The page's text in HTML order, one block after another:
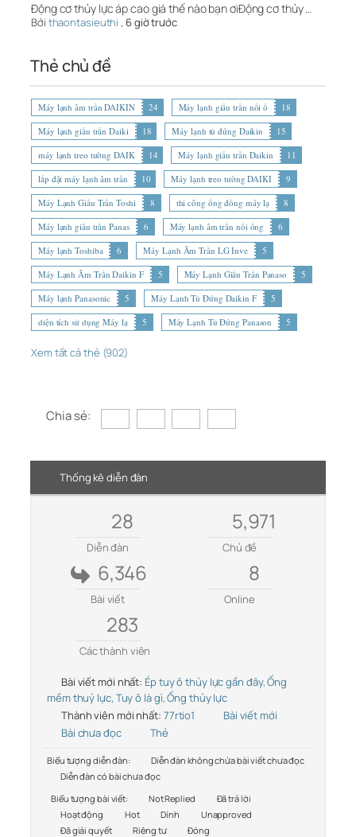
Động cơ thủy lực áp cao giá thế nào bạn ơiĐộng cơ thủy …
Bởi thaontasieuthi , 6 giờ trước
Thẻ chủ đề
Máy lạnh âm trần DAIKIN 24 Máy lạnh giấu trần nối ố
18
Máy lạnh giấu trần Daiki
18 Máy lạnh tủ đứng Daikin
15
máy lạnh treo tường DAIK
14 Máy lạnh giấu trần Daikin
11
lắp đặt máy lạnh âm trần
10 Máy lạnh treo tường DAIKI
9
Máy Lạnh Giấu Trần Toshi
8 thi công ống đồng máy lạ
8
Máy lạnh giấu trần Panas
6 Máy lạnh âm trần nối ống
6
Máy lạnh Toshiba
6 Máy Lạnh Âm Trần LG Inve
5
Máy Lạnh Âm Trần Daikin F
5 Máy Lạnh Giấu Trần Panaso
5
Máy lạnh Panasonic
5 Máy Lạnh Tủ Đứng Daikin F
5
diện tích sử dụng Máy lạ
5 Máy Lạnh Tủ Đứng Panason 5
Xem tất cả thẻ (902)
Chia sẻ:
Thống kê diễn đàn
28
Diễn đàn
5,971
Chủ đề
6,346
Bài viết
8
Online
283
Các thành viên
Bài viết mới nhất: Ép tuy ô thủy lực gần đây, Ống
mềm thuỷ lực, Tuy ô là gì, Ống thủy lực
Thành viên mới nhất: 77rtio1
Bài viết mới
Bài chưa đọc
Thẻ
Biểu tượng diễn đàn:
Diễn đàn không chứa bài viết chưa đọc
Diễn đàn có bài chưa đọc
Biểu tượng bài viết:
Not Replied
Đã trả lời
Hoạt động
Hot Dính
Unapproved
Đã giải quyết
Riêng tư Đóng